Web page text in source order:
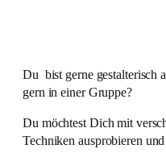
Du bist gerne gestalterisch
gern in einer Gruppe?
Du möchtest Dich mit
Techniken ausprobieren